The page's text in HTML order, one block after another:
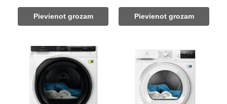
was:
1
Pievienot grozam
was:
854,00 €.
Pievienot grozam